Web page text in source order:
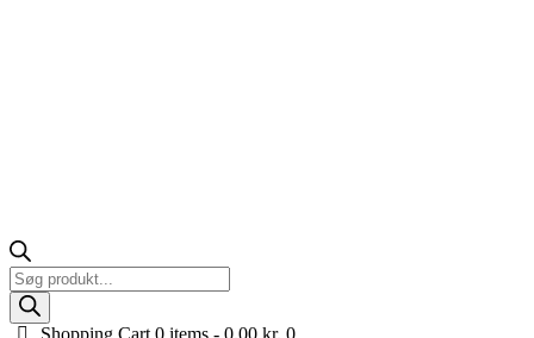
Products
search
Shopping Cart 0 items -0,00kr. 0